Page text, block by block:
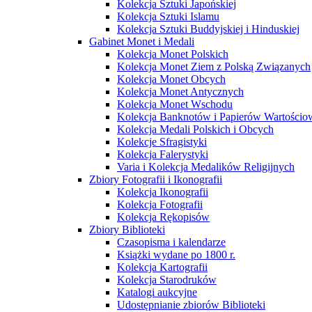
Kolekcja Sztuki Japońskiej
Kolekcja Sztuki Islamu
Kolekcja Sztuki Buddyjskiej i Hinduskiej
Gabinet Monet i Medali
Kolekcja Monet Polskich
Kolekcja Monet Ziem z Polską Związanych
Kolekcja Monet Obcych
Kolekcja Monet Antycznych
Kolekcja Monet Wschodu
Kolekcja Banknotów i Papierów
Kolekcja Medali Polskich i Obcych
Kolekcje Sfragistyki
Kolekcja Falerystyki
Varia i Kolekcja Medalików Religijnych
Zbiory Fotografii i Ikonografii
Kolekcja Ikonografii
Kolekcja Fotografii
Kolekcja Rękopisów
Zbiory Biblioteki
Czasopisma i kalendarze
Książki wydane po 1800 r.
Kolekcja Kartografii
Kolekcja Starodruków
Katalogi aukcyjne
Udostępnianie zbiorów Biblioteki